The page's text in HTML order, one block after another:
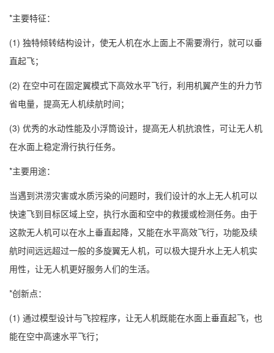
*主要特征：
(1) 独特倾转结构设计，使无人机在水上面上不需要滑行，就可以垂
直起飞；
(2) 在空中可在固定翼模式下高效水平飞行，利用机翼产生的升力节
省电量，提高无人机续航时间；
(3) 优秀的水动性能及小浮筒设计，提高无人机抗浪性，可让无人机
在水面上稳定滑行执行任务。
*主要用途：
当遇到洪涝灾害或水质污染的问题时，我们设计的水上无人机可以
快速飞到目标区域上空，执行水面和空中的救援或检测任务。由于
这款无人机可以在水上垂直起降，又能在水平高效飞行，功能及续
航时间远远超过一般的多旋翼无人机，可以极大提升水上无人机实
用性，让无人机更好服务人们的生活。
*创新点：
(1) 通过模型设计与飞控程序，让无人机既能在水面上垂直起飞，也
能在空中高速水平飞行；